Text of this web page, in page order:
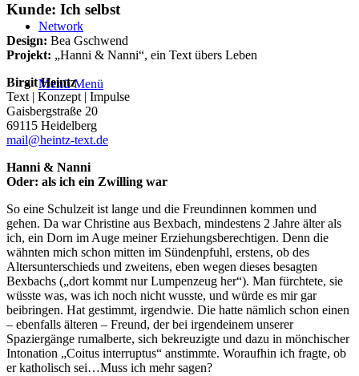
Network
Menü Menü
Kunde: Ich selbst
Design: Bea Gschwend
Projekt: „Hanni & Nanni“, ein Text übers Leben
Birgit Heintz
Text | Konzept | Impulse
Gaisbergstraße 20
69115 Heidelberg
mail@heintz-text.de
Hanni & Nanni
Oder: als ich ein Zwilling war
So eine Schulzeit ist lange und die Freundinnen kommen und
gehen. Da war Christine aus Bexbach, mindestens 2 Jahre älter als
ich, ein Dorn im Auge meiner Erziehungsberechtigen. Denn die
wähnten mich schon mitten im Sündenpfuhl, erstens, ob des
Altersunterschieds und zweitens, eben wegen dieses besagten
Bexbachs („dort kommt nur Lumpenzeug her“). Man fürchtete, sie
wüsste was, was ich noch nicht wusste, und würde es mir gar
beibringen. Hat gestimmt, irgendwie. Die hatte nämlich schon einen
– ebenfalls älteren – Freund, der bei irgendeinem unserer
Spaziergänge rumalberte, sich bekreuzigte und dazu in mönchischer
Intonation „Coitus interruptus“ anstimmte. Woraufhin ich fragte, ob
er katholisch sei…Muss ich mehr sagen?